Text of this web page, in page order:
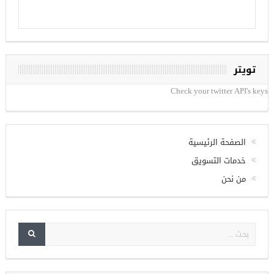
تويتر
Check your twitter API's keys
الصفحة الرئيسية
خدمات التسويق
من نحن